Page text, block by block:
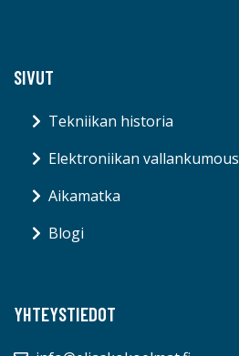
SIVUT
Tekniikan historia
Elektroniikan vallankumous
Aikamatka
Blogi
YHTEYSTIEDOT